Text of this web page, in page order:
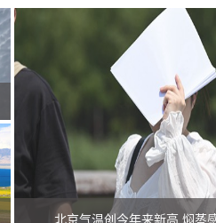
北京气温创今年来新高 焖蒸